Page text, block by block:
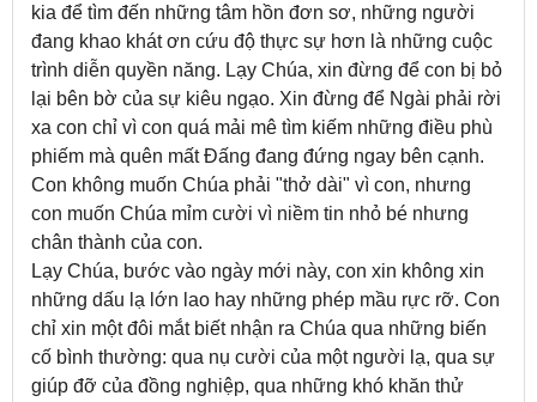
kia để tìm đến những tâm hồn đơn sơ, những người
đang khao khát ơn cứu độ thực sự hơn là những cuộc
trình diễn quyền năng. Lạy Chúa, xin đừng để con bị bỏ
lại bên bờ của sự kiêu ngạo. Xin đừng để Ngài phải rời
xa con chỉ vì con quá mải mê tìm kiếm những điều phù
phiếm mà quên mất Đấng đang đứng ngay bên cạnh.
Con không muốn Chúa phải "thở dài" vì con, nhưng
con muốn Chúa mỉm cười vì niềm tin nhỏ bé nhưng
chân thành của con.
Lạy Chúa, bước vào ngày mới này, con xin không xin
những dấu lạ lớn lao hay những phép mầu rực rỡ. Con
chỉ xin một đôi mắt biết nhận ra Chúa qua những biến
cố bình thường: qua nụ cười của một người lạ, qua sự
giúp đỡ của đồng nghiệp, qua những khó khăn thử